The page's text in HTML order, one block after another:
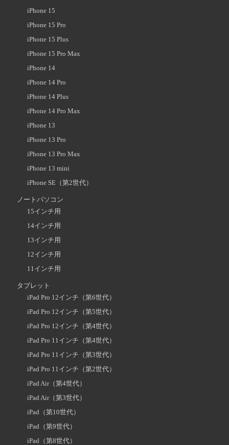
iPhone 15
iPhone 15 Pro
iPhone 15 Plus
iPhone 15 Pro Max
iPhone 14
iPhone 14 Pro
iPhone 14 Plus
iPhone 14 Pro Max
iPhone 13
iPhone 13 Pro
iPhone 13 Pro Max
iPhone 13 mini
iPhone SE（第2世代）
ノートパソコン
15インチ用
14インチ用
13インチ用
12インチ用
11インチ用
タブレット
iPad Pro 12インチ（第6世代）
iPad Pro 12インチ（第5世代）
iPad Pro 12インチ（第4世代）
iPad Pro 11インチ（第4世代）
iPad Pro 11インチ（第3世代）
iPad Pro 11インチ（第2世代）
iPad Air（第4世代）
iPad Air（第3世代）
iPad（第10世代）
iPad（第9世代）
iPad（第8世代）